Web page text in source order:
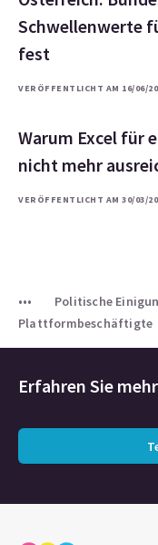
Schwellenwerte
fest
VERÖFFENTLICHT AM 16/06/
Warum Excel für
nicht mehr
VERÖFFENTLICHT AM 30/03/
Politische
Plattformbeschäftigte
Erfahren Sie